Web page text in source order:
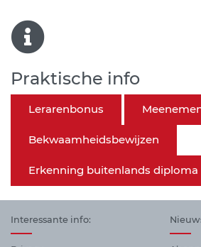
Praktische info
Lerarenbonus
Bekwaamheidsbewijzen
Erkenning buitenlands diploma
Interessante info: